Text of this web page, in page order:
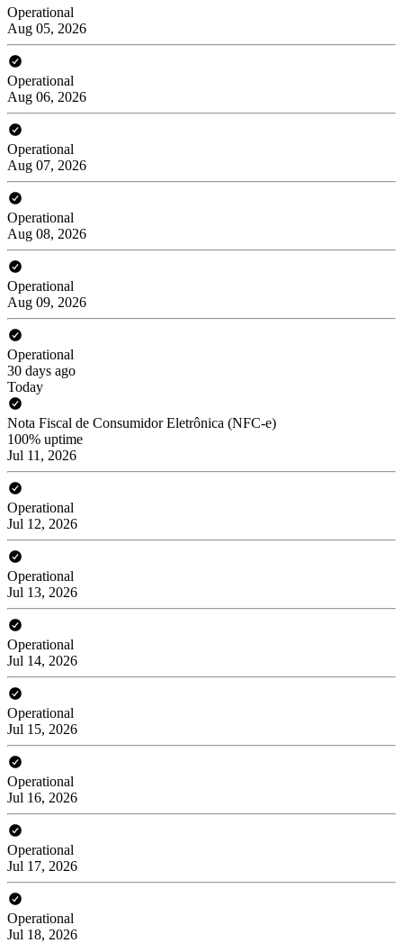
Operational
Aug 05, 2026
Operational
Aug 06, 2026
Operational
Aug 07, 2026
Operational
Aug 08, 2026
Operational
Aug 09, 2026
Operational
30 days ago
Today
Nota Fiscal de Consumidor Eletrônica (NFC-e)
100% uptime
Jul 11, 2026
Operational
Jul 12, 2026
Operational
Jul 13, 2026
Operational
Jul 14, 2026
Operational
Jul 15, 2026
Operational
Jul 16, 2026
Operational
Jul 17, 2026
Operational
Jul 18, 2026